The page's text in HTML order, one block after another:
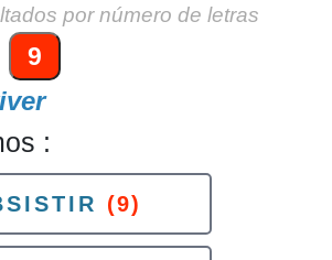
por número de letras
9
:
(9)